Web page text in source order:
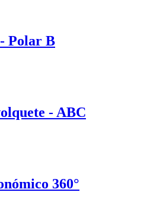
Polar B
- ABC
360°